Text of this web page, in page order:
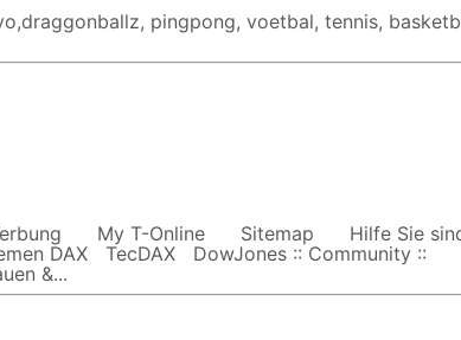
pingpong, voetbal, tennis,
My T-Online Sitemap Hilfe Sie
DAX TecDAX DowJones :: Community ::
&...